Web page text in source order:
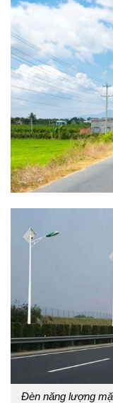
Đèn năng lượng